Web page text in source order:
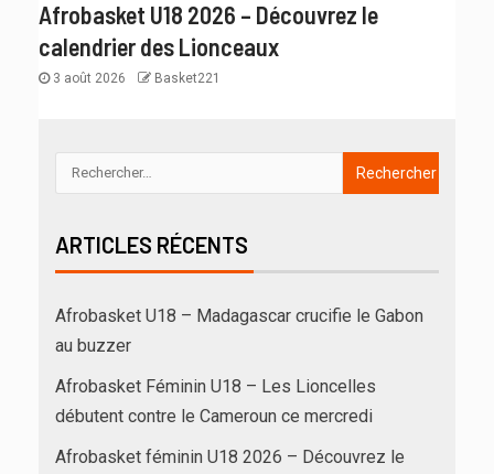
Afrobasket U18 2026 – Découvrez le
calendrier des Lionceaux
3 août 2026 Basket221
ARTICLES RÉCENTS
Afrobasket U18 – Madagascar crucifie le Gabon
au buzzer
Afrobasket Féminin U18 – Les Lioncelles
débutent contre le Cameroun ce mercredi
Afrobasket féminin U18 2026 – Découvrez le